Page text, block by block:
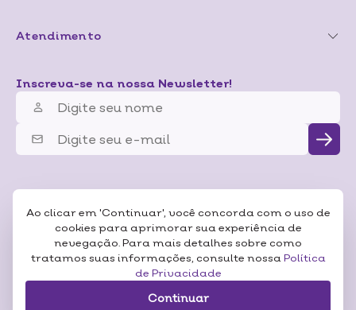
Ao clicar em 'Continuar', você concorda com o uso de
cookies para aprimorar sua experiência de
nevegação. Para mais detalhes sobre como
tratamos suas informações, consulte nossa Política
de Privacidade
Continuar
Atendimento
Inscreva-se na nossa Newsletter!